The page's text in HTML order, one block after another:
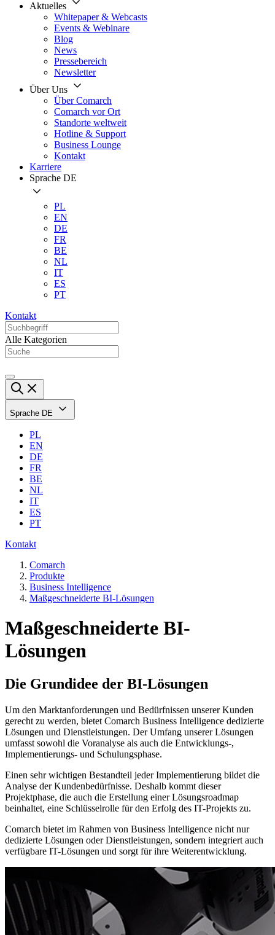
Aktuelles
Whitepaper & Webcasts
Events & Webinare
Blog
News
Pressebereich
Newsletter
Über Uns
Über Comarch
Comarch vor Ort
Standorte weltweit
Hotline & Support
Business Lounge
Kontakt
Karriere
Sprache DE
PL
EN
DE
FR
BE
NL
IT
ES
PT
Kontakt
Alle Kategorien
Sprache DE
PL
EN
DE
FR
BE
NL
IT
ES
PT
Kontakt
Comarch
Produkte
Business Intelligence
Maßgeschneiderte BI-Lösungen
Maßgeschneiderte BI-
Lösungen
Die Grundidee der BI-Lösungen
Um den Marktanforderungen und Bedürfnissen unserer Kunden
gerecht zu werden, bietet Comarch Business Intelligence dedizierte
Lösungen und Dienstleistungen. Der Umfang unserer Lösungen
umfasst sowohl die Voranalyse als auch die Entwicklungs-,
Implementierungs- und Schulungsphase.
Einen sehr wichtigen Bestandteil jeder Implementierung bildet die
Analyse der Kundenbedürfnisse. Deshalb kommt dieser
Projektphase, die auch die Erstellung einer Lösungsroadmap
beinhaltet, eine Schlüsselrolle für den Erfolg des IT-Projekts zu.
Comarch bietet im Rahmen von Business Intelligence nicht nur
dedizierte Lösungen oder Dienstleistungen, sondern integriert auch
verfügbare IT-Lösungen und sorgt für ihre Weiterentwicklung.